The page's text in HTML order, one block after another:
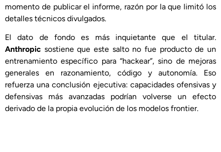
momento de publicar el informe, razón por la que limitó los
detalles técnicos divulgados.
El dato de fondo es más inquietante que el titular.
Anthropic sostiene que este salto no fue producto de un
entrenamiento específico para “hackear”, sino de mejoras
generales en razonamiento, código y autonomía. Eso
refuerza una conclusión ejecutiva: capacidades ofensivas y
defensivas más avanzadas podrían volverse un efecto
derivado de la propia evolución de los modelos frontier.